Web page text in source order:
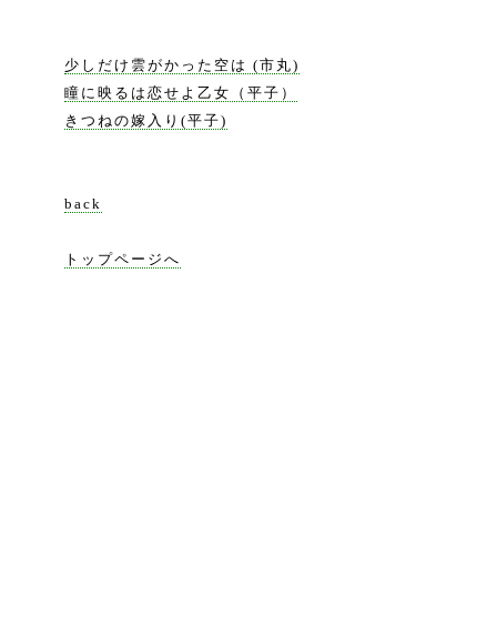
少しだけ雲がかった空は (市丸)
瞳に映るは恋せよ乙女（平子）
きつねの嫁入り(平子)
back
トップページへ